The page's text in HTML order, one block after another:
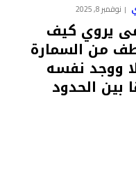
نوفمبر 8, 2025
يروي كيف
من السمارة
ووجد نفسه
بين الحدود